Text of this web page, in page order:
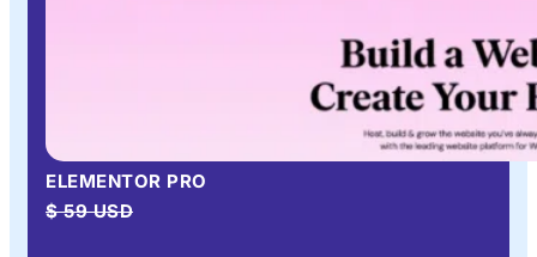
ELEMENTOR PRO
$ 59 USD